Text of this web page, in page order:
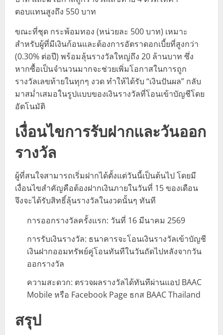
ตอบแทนสูงถึง 550 บาท
ขณะที่ชุด กระพ้อมทอง (หน่วยละ 500 บาท) เหมาะ
สำหรับผู้ที่มีเงินก้อนและต้องการอัตราดอกเบี้ยที่สูงกว่า
(0.30% ต่อปี) พร้อมลุ้นรางวัลใหญ่ถึง 20 ล้านบาท ซึ่ง
หากซื้อเป็นจำนวนมากจะช่วยเพิ่มโอกาสในการถูก
รางวัลเลขท้ายในทุกๆ งวด ทำให้ได้รับ “เงินปันผล” กลับ
มาสม่ำเสมอในรูปแบบของเงินรางวัลที่โอนเข้าบัญชีโดย
อัตโนมัติ
เงื่อนไขการรับฝากและวันออก
รางวัล
ผู้ที่สนใจสามารถเริ่มฝากได้ตั้งแต่วันนี้เป็นต้นไป โดยมี
เงื่อนไขสำคัญคือต้องฝากเงินภายในวันที่ 15 ของเดือน
จึงจะได้รับสิทธิ์ลุ้นรางวัลในงวดนั้นๆ ทันที
การออกรางวัลครั้งแรก: วันที่ 16 มีนาคม 2569
การรับเงินรางวัล: ธนาคารจะโอนเงินรางวัลเข้าบัญชี
เงินฝากออมทรัพย์คู่โอนทันทีในวันถัดไปหลังจากวัน
ออกรางวัล
ความสะดวก: ตรวจผลรางวัลได้ทันทีผ่านแอป BAAC
Mobile หรือ Facebook Page ธกส BAAC Thailand
สรุป